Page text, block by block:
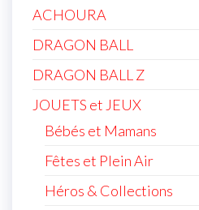
ACHOURA
DRAGON BALL
DRAGON BALL Z
JOUETS et JEUX
Bébés et Mamans
Fêtes et Plein Air
Héros & Collections